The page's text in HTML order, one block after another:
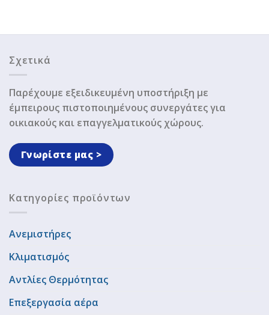
Σχετικά
Παρέχουμε εξειδικευμένη υποστήριξη με
έμπειρους πιστοποιημένους συνεργάτες για
οικιακούς και επαγγελματικούς χώρους.
Γνωρίστε μας >
Κατηγορίες προϊόντων
Ανεμιστήρες
Κλιματισμός
Αντλίες Θερμότητας
Επεξεργασία αέρα